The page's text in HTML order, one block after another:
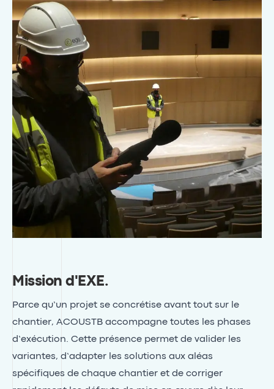
Mission d'EXE.
Parce qu’un projet se concrétise avant tout sur le
chantier, ACOUSTB accompagne toutes les phases
d’exécution. Cette présence permet de valider les
variantes, d’adapter les solutions aux aléas
spécifiques de chaque chantier et de corriger